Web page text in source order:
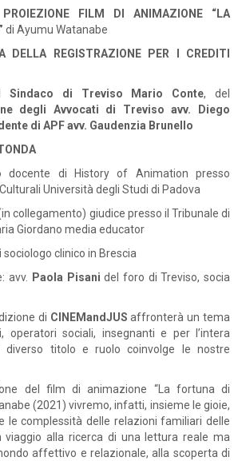
PROIEZIONE FILM DI ANIMAZIONE “LA
di Ayumu Watanabe
DELLA REGISTRAZIONE PER I CREDITI
Sindaco di Treviso Mario Conte, del
degli Avvocati di Treviso avv. Diego
di APF avv. Gaudenzia Brunello
docente di History of Animation presso
Università degli Studi di Padova
collegamento) giudice presso il Tribunale di
Giordano media educator
sociologo clinico in Brescia
avv. Paola Pisani del foro di Treviso, socia
di CINEMandJUS affronterà un tema
operatori sociali, insegnanti e per l’intera
titolo e ruolo coinvolge le nostre
del film di animazione “La fortuna di
(2021) vivremo, infatti, insieme le gioie,
le complessità delle relazioni familiari delle
viaggio alla ricerca di una lettura reale ma
affettivo e relazionale, alla scoperta di